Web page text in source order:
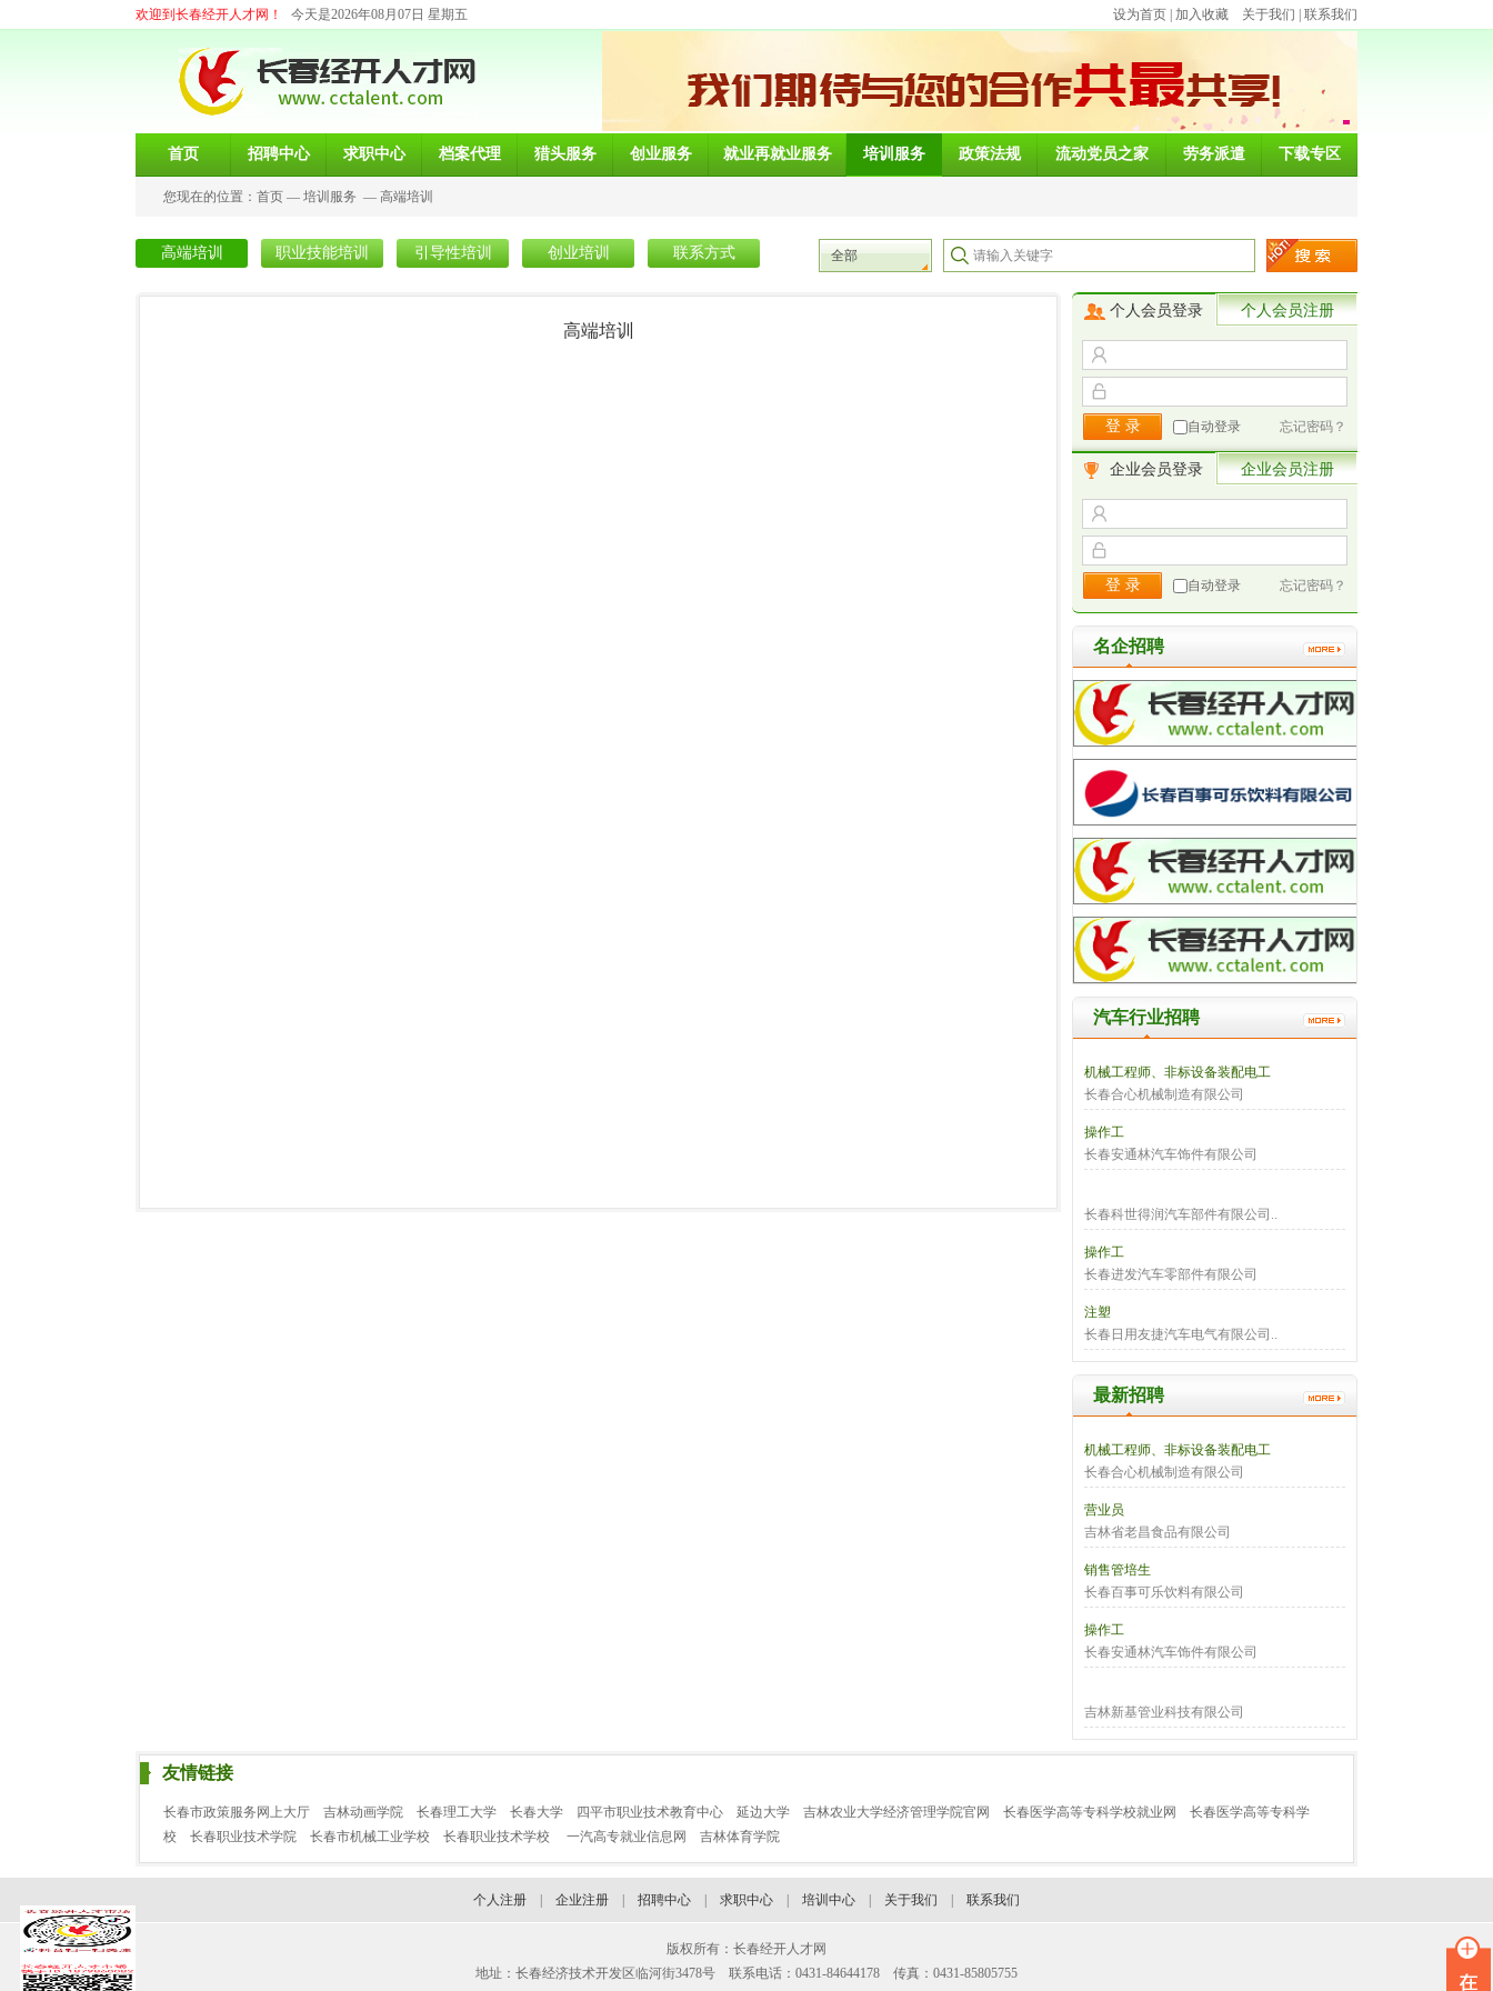
欢迎到长春经开人才网！ 今天是2026年08月07日 星期五 设为首页 加入收藏 关于我们 联系我们
首页 招聘中心 求职中心 档案代理 猎头服务 创业服务 就业再就业服务 培训服务 政策法规 流动党员之家 劳务派遣 下载专区
您现在的位置： 首页 — 培训服务 — 高端培训
高端培训 职业技能培训 引导性培训 创业培训 联系方式 全部
高端培训
个人会员登录 个人会员注册
自动登录 忘记密码？
企业会员登录 企业会员注册
自动登录 忘记密码？
名企招聘
汽车行业招聘
机械工程师、非标设备装配电工
长春合心机械制造有限公司
操作工
长春安通林汽车饰件有限公司
长春科世得润汽车部件有限公司..
操作工
长春进发汽车零部件有限公司
注塑
长春日用友捷汽车电气有限公司..
最新招聘
机械工程师、非标设备装配电工
长春合心机械制造有限公司
营业员
吉林省老昌食品有限公司
销售管培生
长春百事可乐饮料有限公司
操作工
长春安通林汽车饰件有限公司
吉林新基管业科技有限公司
友情链接
长春市政策服务网上大厅 吉林动画学院 长春理工大学 长春大学 四平市职业技术教育中心 延边大学 吉林农业大学经济管理学院官网 长春医学高等专科学校就业网
长春医学高等专科学
校
长春职业技术学院 长春市机械工业学校 长春职业技术学校 一汽高专就业信息网 吉林体育学院
个人注册 企业注册 招聘中心 求职中心 培训中心 关于我们 联系我们
版权所有：长春经开人才网
地址：长春经济技术开发区临河街3478号 联系电话：0431-84644178 传真：0431-85805755